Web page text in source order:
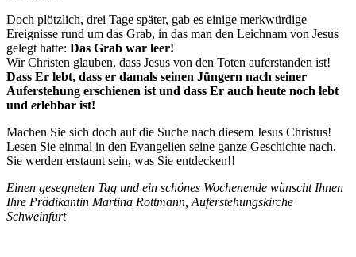
Doch plötzlich, drei Tage später, gab es einige merkwürdige
Ereignisse rund um das Grab, in das man den Leichnam von Jesus
gelegt hatte: Das Grab war leer!
Wir Christen glauben, dass Jesus von den Toten auferstanden ist!
Dass Er lebt, dass er damals seinen Jüngern nach seiner
Auferstehung erschienen ist und dass Er auch heute noch lebt
und erlebbar ist!
Machen Sie sich doch auf die Suche nach diesem Jesus Christus!
Lesen Sie einmal in den Evangelien seine ganze Geschichte nach.
Sie werden erstaunt sein, was Sie entdecken!!
Einen gesegneten Tag und ein schönes Wochenende wünscht Ihnen
Ihre Prädikantin Martina Rottmann, Auferstehungskirche
Schweinfurt